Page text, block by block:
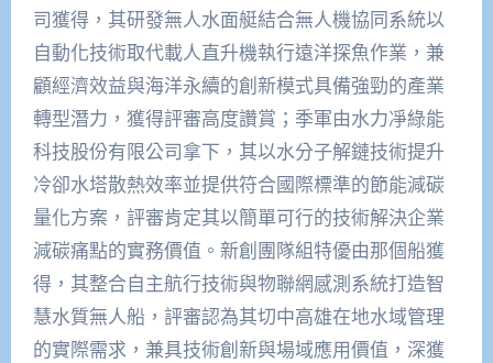
司獲得，其研發無人水面艇結合無人機協同系統以
自動化技術取代載人直升機執行遠洋探魚作業，兼
顧經濟效益與海洋永續的創新模式具備強勁的產業
轉型潛力，獲得評審高度讚賞；季軍由水力凈綠能
科技股份有限公司拿下，其以水分子解鏈技術提升
冷卻水塔散熱效率並提供符合國際標準的節能減碳
量化方案，評審肯定其以簡單可行的技術解決企業
減碳痛點的實務價值。新創團隊組特優由那個船獲
得，其整合自主航行技術與物聯網感測系統打造智
慧水質無人船，評審認為其切中高雄在地水域管理
的實際需求，兼具技術創新與場域應用價值，深獲